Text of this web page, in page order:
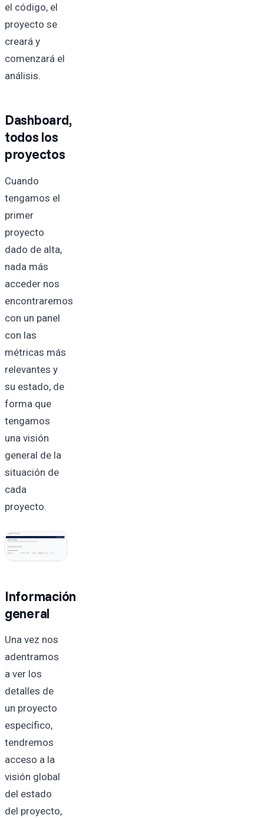
el código, el
proyecto se
creará y
comenzará el
análisis.
Dashboard,
todos los
proyectos
Cuando
tengamos el
primer
proyecto
dado de alta,
nada más
acceder nos
encontraremos
con un panel
con las
métricas más
relevantes y
su estado, de
forma que
tengamos
una visión
general de la
situación de
cada
proyecto.
Información
general
Una vez nos
adentramos
a ver los
detalles de
un proyecto
específico,
tendremos
acceso a la
visión global
del estado
del proyecto,